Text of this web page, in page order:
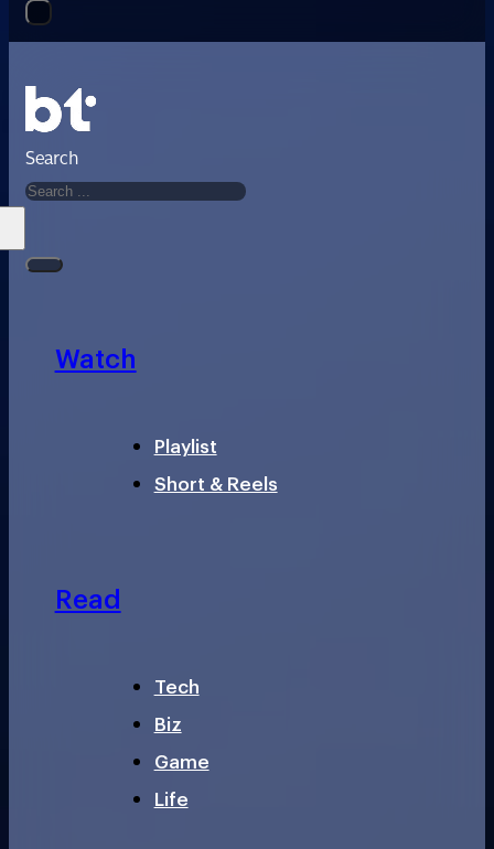
Search
Watch
Playlist
Short & Reels
Read
Tech
Biz
Game
Life